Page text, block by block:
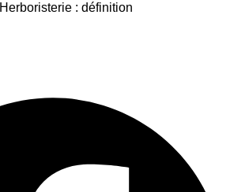
Herboristerie : définition